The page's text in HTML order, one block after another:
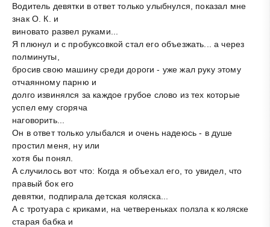
Водитель девятки в ответ только улыбнулся, показал мне
знак О. К. и
виновато развел руками...
Я плюнул и с пробуксовкой стал его объезжать... а через
полминуты,
бросив свою машину среди дороги - уже жал руку этому
отчаянному парню и
долго извинялся за каждое грубое слово из тех которые
успел ему сгоряча
наговорить...
Он в ответ только улыбался и очень надеюсь - в душе
простил меня, ну или
хотя бы понял.
А случилось вот что: Когда я объехал его, то увидел, что
правый бок его
девятки, подпирала детская коляска...
А с тротуара с криками, на четвереньках ползла к коляске
старая бабка и